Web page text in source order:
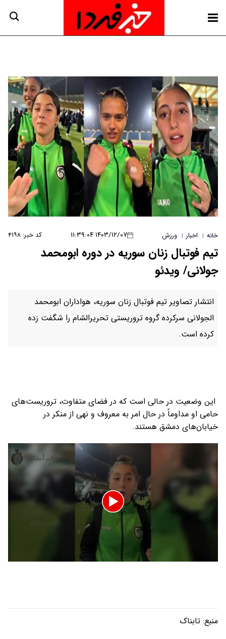
خانه | اخبار | ورزش ۱۴۰۳/۱۲/۰۷ ۱۱:۳۹:۰۴ کد خبر: ۴۱۹۸
تیم فوتبال زنان سوریه در دوره ابومحمد
جولانی/ ویدئو
انتشار تصاویر تیم فوتبال زنان سوریه، هواداران ابومحمد
الجولانی سرکرده گروه تروریستی تحریرالشام را شگفت زده
کرده است.
این وضعیت در حالی است که در فضای متفاوت، تروریست‌های
حامی او مداوماً در حال امر به معروف و نهی از منکر در
خیابان‌های دمشق هستند.
0
منبع: تابناک